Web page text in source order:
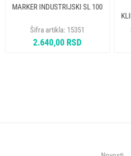
MARKER INDUSTRIJSKI SL 100
Šifra artikla: 15351
2.640,00 RSD